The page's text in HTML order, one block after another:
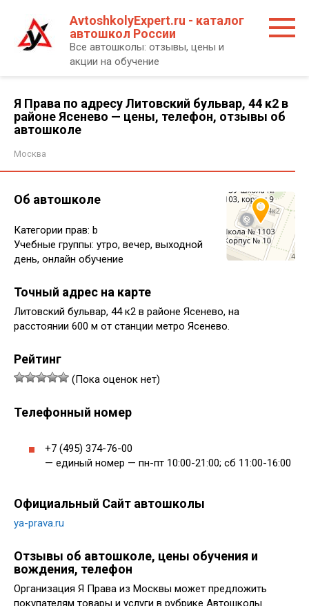
контенту
AvtoshkolyExpert.ru - каталог
автошкол России
Все автошколы: отзывы, цены и
акции на обучение
Я Права по адресу Литовский бульвар, 44 к2 в
районе Ясенево — цены, телефон, отзывы об
автошколе
Москва
Об автошколе
Категории прав: b
Учебные группы: утро, вечер, выходной
день, онлайн обучение
Точный адрес на карте
Литовский бульвар, 44 к2 в районе Ясенево, на
расстоянии 600 м от станции метро Ясенево.
Рейтинг
(Пока оценок нет)
Телефонный номер
+7 (495) 374-76-00
— единый номер — пн-пт 10:00-21:00; сб 11:00-16:00
Официальный Сайт автошколы
ya-prava.ru
Отзывы об автошколе, цены обучения и
вождения, телефон
Организация Я Права из Москвы может предложить
покупателям товары и услуги в рубрике Автошколы.